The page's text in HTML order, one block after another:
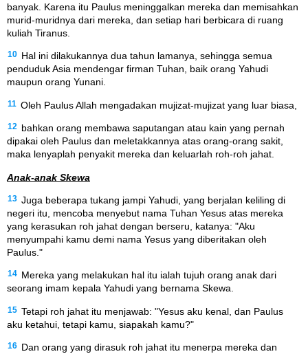
banyak. Karena itu Paulus meninggalkan mereka dan memisahkan
murid-muridnya dari mereka, dan setiap hari berbicara di ruang
kuliah Tiranus.
10 Hal ini dilakukannya dua tahun lamanya, sehingga semua
penduduk Asia mendengar firman Tuhan, baik orang Yahudi
maupun orang Yunani.
11 Oleh Paulus Allah mengadakan mujizat-mujizat yang luar biasa,
12
bahkan orang membawa saputangan atau kain yang pernah
dipakai oleh Paulus dan meletakkannya atas orang-orang sakit,
maka lenyaplah penyakit mereka dan keluarlah roh-roh jahat.
Anak-anak Skewa
13 Juga beberapa tukang jampi Yahudi, yang berjalan keliling di
negeri itu, mencoba menyebut nama Tuhan Yesus atas mereka
yang kerasukan roh jahat dengan berseru, katanya: "Aku
menyumpahi kamu demi nama Yesus yang diberitakan oleh
Paulus."
14 Mereka yang melakukan hal itu ialah tujuh orang anak dari
seorang imam kepala Yahudi yang bernama Skewa.
15 Tetapi roh jahat itu menjawab: "Yesus aku kenal, dan Paulus
aku ketahui, tetapi kamu, siapakah kamu?"
16 Dan orang yang dirasuk roh jahat itu menerpa mereka dan